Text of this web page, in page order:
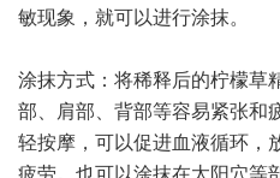
敏现象，就可以进行涂抹。
涂抹方式：将稀释后的柠檬草
部、肩部、背部等容易紧张和
轻按摩，可以促进血液循环，
疲劳。也可以涂抹在太阳穴等